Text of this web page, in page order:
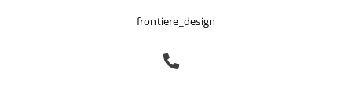
frontiere_design